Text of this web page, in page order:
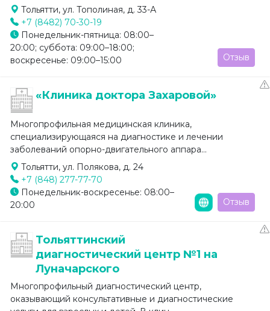
Тольятти, ул. Тополиная, д. 33-А
+7 (8482) 70-30-19
Понедельник-пятница: 08:00–
20:00; суббота: 09:00–18:00;
воскресенье: 09:00–15:00
Отзыв
«Клиника доктора Захаровой»
Многопрофильная медицинская клиника,
специализирующаяся на диагностике и лечении
заболеваний опорно-двигательного аппара...
Тольятти, ул. Полякова, д. 24
+7 (848) 277-77-70
Понедельник-воскресенье: 08:00–
20:00
Отзыв
Тольяттинский
диагностический центр №1 на
Луначарского
Многопрофильный диагностический центр,
оказывающий консультативные и диагностические